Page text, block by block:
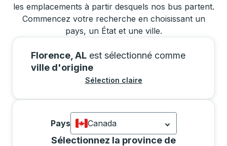
les emplacements à partir desquels nos bus partent.
Commencez votre recherche en choisissant un
pays, un État et une ville.
Florence, AL est sélectionné comme
ville d'origine
Sélection claire
Pays
Canada
Actuellement sélectionné: Canada.
Sélectionnez la province de
Sélectionner une province dans la liste